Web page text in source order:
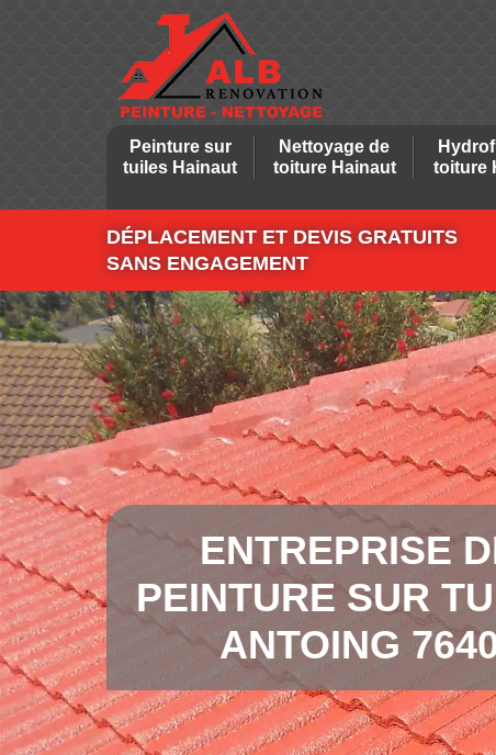
Peinture sur
tuiles Hainaut
Nettoyage de
toiture Hainaut
toiture
DÉPLACEMENT ET DEVIS GRATUITS
SANS ENGAGEMENT
ENTREPRISE
PEINTURE SUR
ANTOING